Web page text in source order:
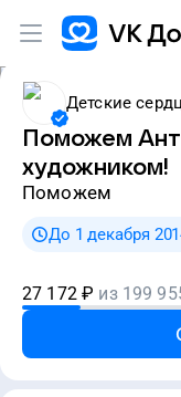
Детские
Поможем
художником!
Поможем
До 1 декабря
27 172 ₽ из 199